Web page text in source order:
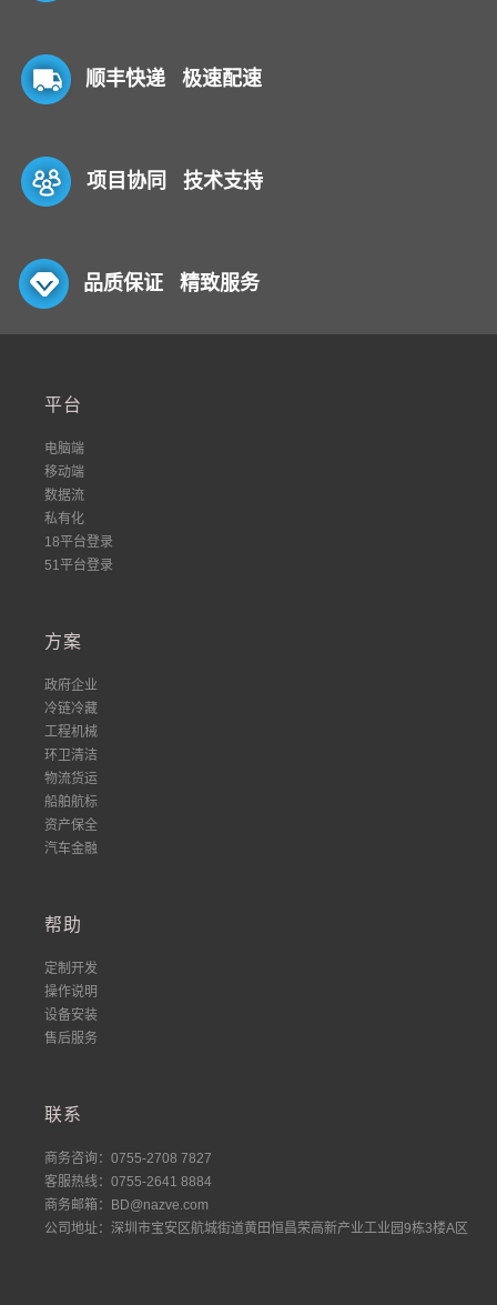
顺丰快递 极速配速
项目协同 技术支持
品质保证 精致服务
平台
电脑端
移动端
数据流
私有化
18平台登录
51平台登录
方案
政府企业
冷链冷藏
工程机械
环卫清洁
物流货运
船舶航标
资产保全
汽车金融
帮助
定制开发
操作说明
设备安装
售后服务
联系
商务咨询：0755-2708 7827
客服热线：0755-2641 8884
商务邮箱：BD@nazve.com
公司地址：深圳市宝安区航城街道黄田恒昌荣高新产业工业园9栋3楼A区